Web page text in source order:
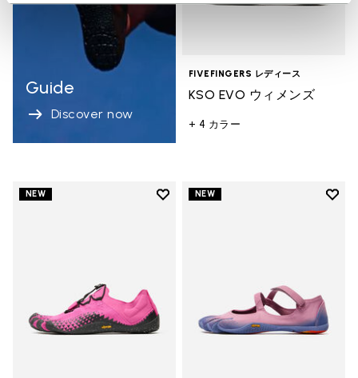
Guide
Discover now
FIVEFINGERS レディース
KSO EVO ウィメンズ
+ 4 カラー
NEW
Add to wishlist
NEW
Add